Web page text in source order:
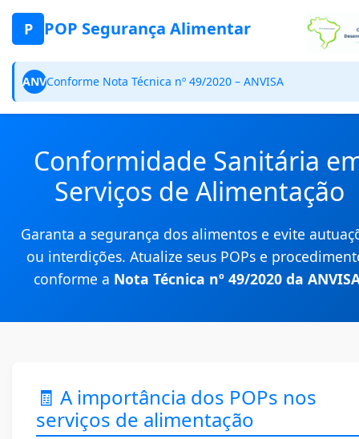
P POP Segurança Alimentar
ANVConforme Nota Técnica nº 49/2020 – ANVISA
Conformidade Sanitária
Serviços de Alimentação
Garanta a segurança dos alimentos e evite
ou interdições. Atualize seus POPs e
conforme a Nota Técnica nº 49/2020 da
🧾 A importância dos POPs nos
serviços de alimentação